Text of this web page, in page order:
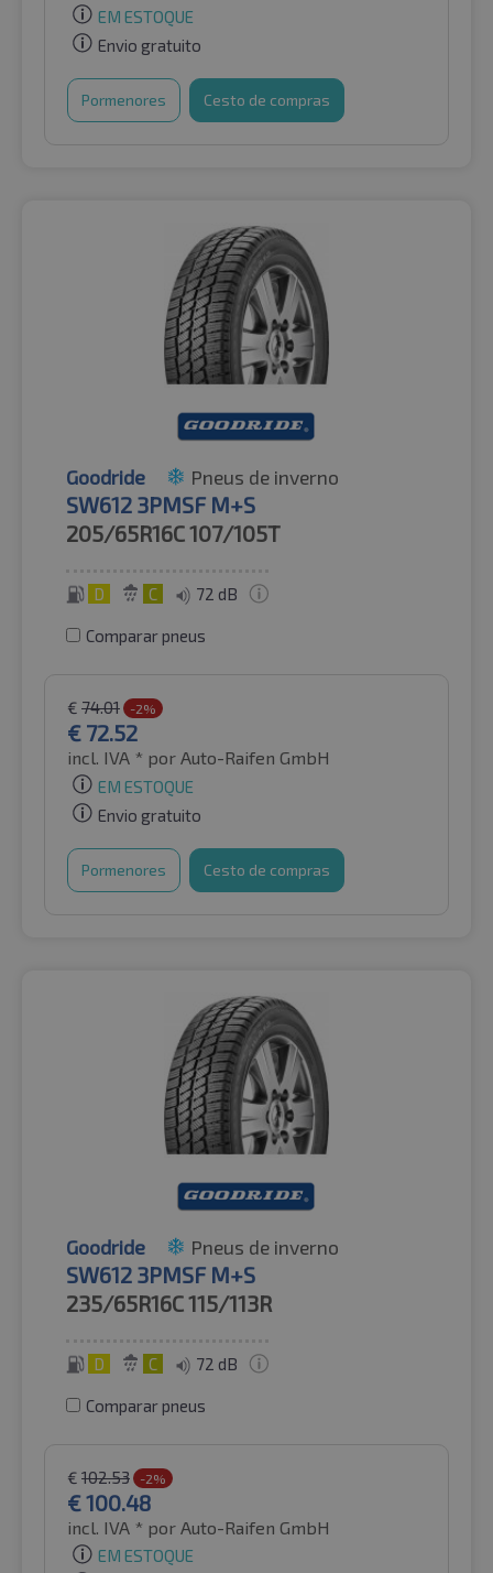
EM ESTOQUE
Envio gratuito
Pormenores Cesto de compras
Goodride Pneus de inverno
SW612 3PMSF M+S
205/65R16C107/105T
D C 72 dB
Comparar pneus
€ 74.01 -2%
€ 72.52
incl. IVA * por Auto-Raifen GmbH
EM ESTOQUE
Envio gratuito
Pormenores Cesto de compras
Goodride Pneus de inverno
SW612 3PMSF M+S
235/65R16C115/113R
D C 72 dB
Comparar pneus
€ 102.53 -2%
€100.48
incl. IVA * por Auto-Raifen GmbH
EM ESTOQUE